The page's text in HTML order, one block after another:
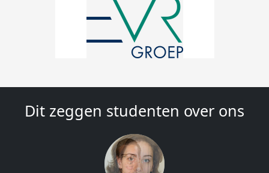
Dit zeggen studenten over ons